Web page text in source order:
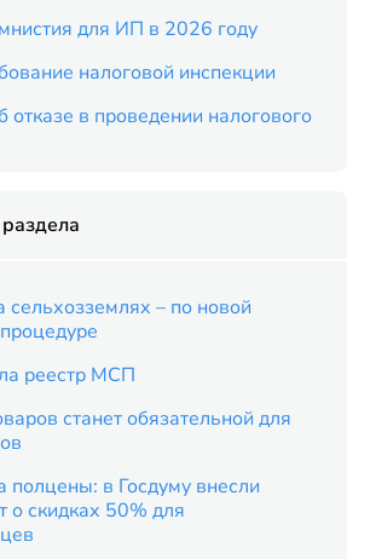
для ИП в 2026 году
налоговой инспекции
отказе в проведении налогового
сельхозземлях – по новой
реестр МСП
станет обязательной для
полцены: в Госдуму внесли
о скидках 50% для